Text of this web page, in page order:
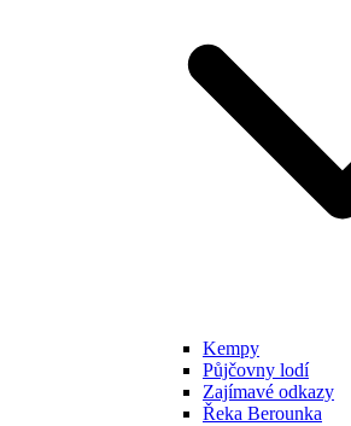
Kempy
Půjčovny lodí
Zajímavé odkazy
Řeka Berounka